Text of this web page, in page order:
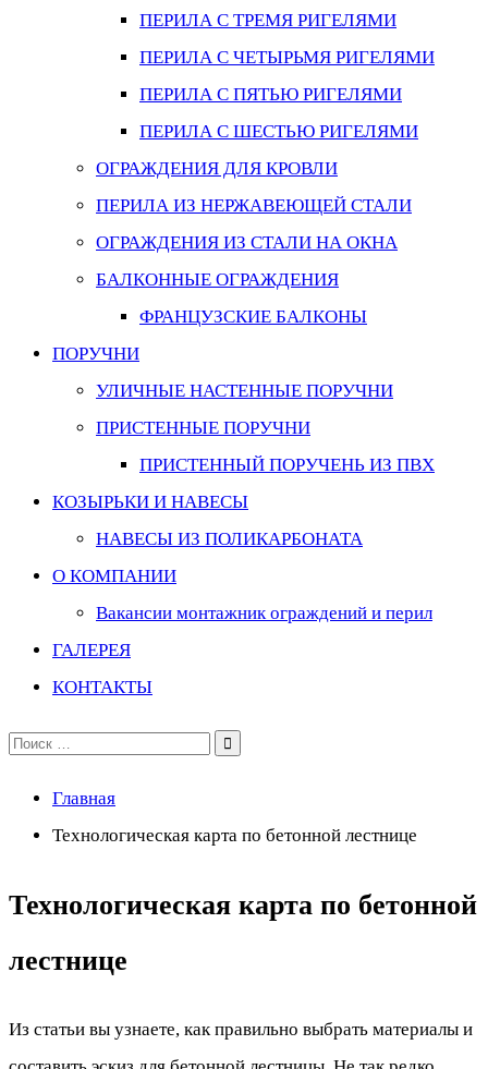
ПЕРИЛА С ТРЕМЯ РИГЕЛЯМИ
ПЕРИЛА С ЧЕТЫРЬМЯ РИГЕЛЯМИ
ПЕРИЛА С ПЯТЬЮ РИГЕЛЯМИ
ПЕРИЛА С ШЕСТЬЮ РИГЕЛЯМИ
ОГРАЖДЕНИЯ ДЛЯ КРОВЛИ
ПЕРИЛА ИЗ НЕРЖАВЕЮЩЕЙ СТАЛИ
ОГРАЖДЕНИЯ ИЗ СТАЛИ НА ОКНА
БАЛКОННЫЕ ОГРАЖДЕНИЯ
ФРАНЦУЗСКИЕ БАЛКОНЫ
ПОРУЧНИ
УЛИЧНЫЕ НАСТЕННЫЕ ПОРУЧНИ
ПРИСТЕННЫЕ ПОРУЧНИ
ПРИСТЕННЫЙ ПОРУЧЕНЬ ИЗ ПВХ
КОЗЫРЬКИ И НАВЕСЫ
НАВЕСЫ ИЗ ПОЛИКАРБОНАТА
О КОМПАНИИ
Вакансии монтажник ограждений и перил
ГАЛЕРЕЯ
КОНТАКТЫ
Поиск
Главная
Технологическая карта по бетонной лестнице
Технологическая карта по бетонной
лестнице
Из статьи вы узнаете, как правильно выбрать материалы и